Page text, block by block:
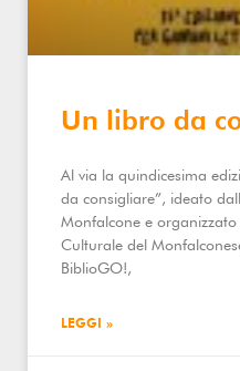
Un libro da
Al via la quindicesima
da consigliare”, ideato
Monfalcone e
Culturale del
BiblioGO!,
LEGGI »